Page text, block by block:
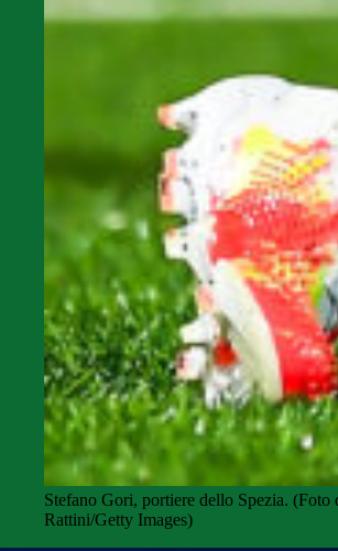
Stefano Gori, portiere dello Spezia. (Foto
Rattini/Getty Images)